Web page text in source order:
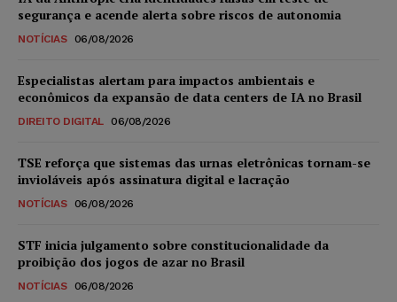
segurança e acende alerta sobre riscos de autonomia
NOTÍCIAS 06/08/2026
Especialistas alertam para impactos ambientais e
econômicos da expansão de data centers de IA no Brasil
DIREITO DIGITAL 06/08/2026
TSE reforça que sistemas das urnas eletrônicas tornam-se
invioláveis após assinatura digital e lacração
NOTÍCIAS 06/08/2026
STF inicia julgamento sobre constitucionalidade da
proibição dos jogos de azar no Brasil
NOTÍCIAS 06/08/2026